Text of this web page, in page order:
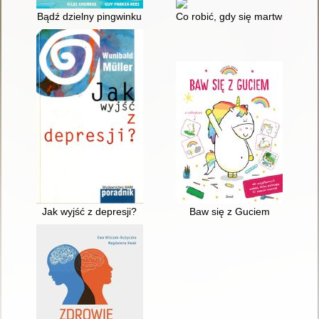
Bądź dzielny pingwinku Co robić, gdy się martwisz :
Jak wyjść z depresji? Baw się z Guciem